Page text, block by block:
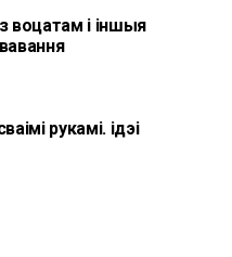
воцатам і іншыя
рукамі. ідэі